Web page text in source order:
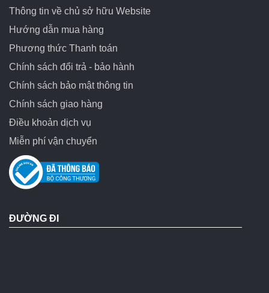
Thông tin về chủ sở hữu Website
Hướng dẫn mua hàng
Phương thức Thanh toán
Chính sách đổi trả - bảo hành
Chính sách bảo mật thông tin
Chính sách giao hàng
Điều khoản dịch vụ
Miễn phí vận chuyển
ĐƯỜNG ĐI